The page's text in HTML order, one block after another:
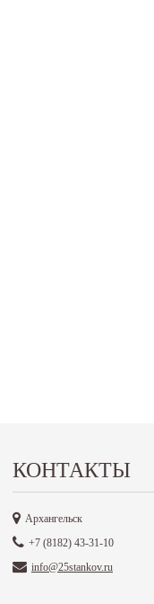
КОНТАКТЫ
Архангельск
+7 (8182) 43-31-10
info@25stankov.ru